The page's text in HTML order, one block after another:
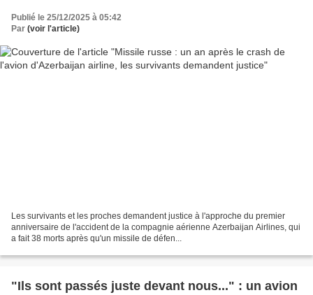
Publié le 25/12/2025 à 05:42
Par (voir l'article)
Les survivants et les proches demandent justice à l'approche du premier
anniversaire de l'accident de la compagnie aérienne Azerbaijan Airlines, qui
a fait 38 morts après qu'un missile de défen...
"Ils sont passés juste devant nous..." : un avion